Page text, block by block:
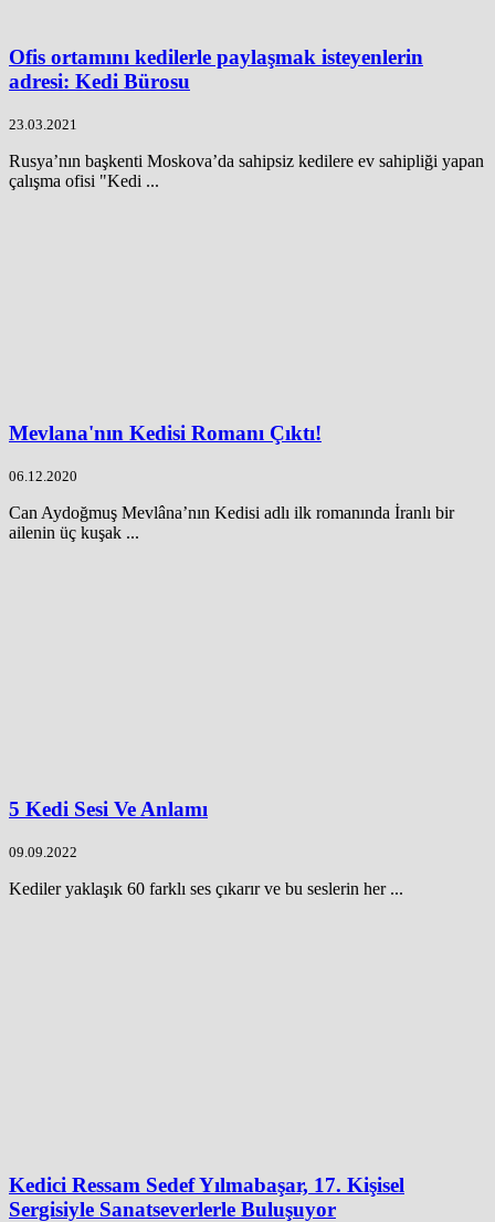
Ofis ortamını kedilerle paylaşmak isteyenlerin
adresi: Kedi Bürosu
23.03.2021
Rusya’nın başkenti Moskova’da sahipsiz kedilere ev sahipliği yapan
çalışma ofisi "Kedi ...
Mevlana'nın Kedisi Romanı Çıktı!
06.12.2020
Can Aydoğmuş Mevlâna’nın Kedisi adlı ilk romanında İranlı bir
ailenin üç kuşak ...
5 Kedi Sesi Ve Anlamı
09.09.2022
Kediler yaklaşık 60 farklı ses çıkarır ve bu seslerin her ...
Kedici Ressam Sedef Yılmabaşar, 17. Kişisel
Sergisiyle Sanatseverlerle Buluşuyor